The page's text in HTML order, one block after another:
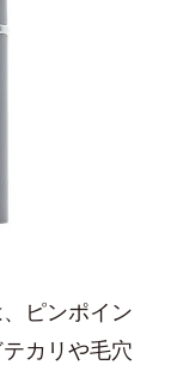
ピンポイン
カリや毛穴